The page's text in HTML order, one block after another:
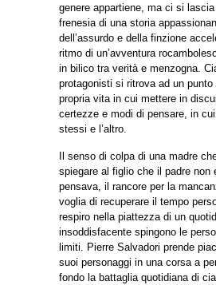
genere appartiene, ma ci si
frenesia di una storia
dell’assurdo e della finzione
ritmo di un’avventura
in bilico tra verità e menzogna.
protagonisti si ritrova ad un
propria vita in cui mettere in
certezze e modi di pensare, in
stessi e l’altro.
Il senso di colpa di una madre
spiegare al figlio che il padre non
pensava, il rancore per la
voglia di recuperare il tempo
respiro nella piattezza di un
insoddisfacente spingono le
limiti. Pierre Salvadori prende
suoi personaggi in una corsa a
fondo la battaglia quotidiana di